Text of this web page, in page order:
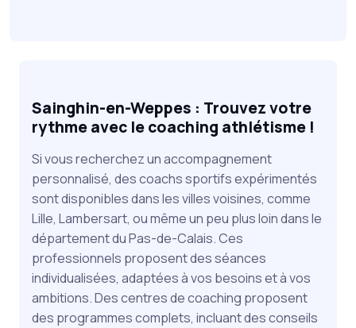
Sainghin-en-Weppes : Trouvez votre
rythme avec le coaching athlétisme !
Si vous recherchez un accompagnement
personnalisé, des coachs sportifs expérimentés
sont disponibles dans les villes voisines, comme
Lille, Lambersart, ou même un peu plus loin dans le
département du Pas-de-Calais. Ces
professionnels proposent des séances
individualisées, adaptées à vos besoins et à vos
ambitions. Des centres de coaching proposent
des programmes complets, incluant des conseils